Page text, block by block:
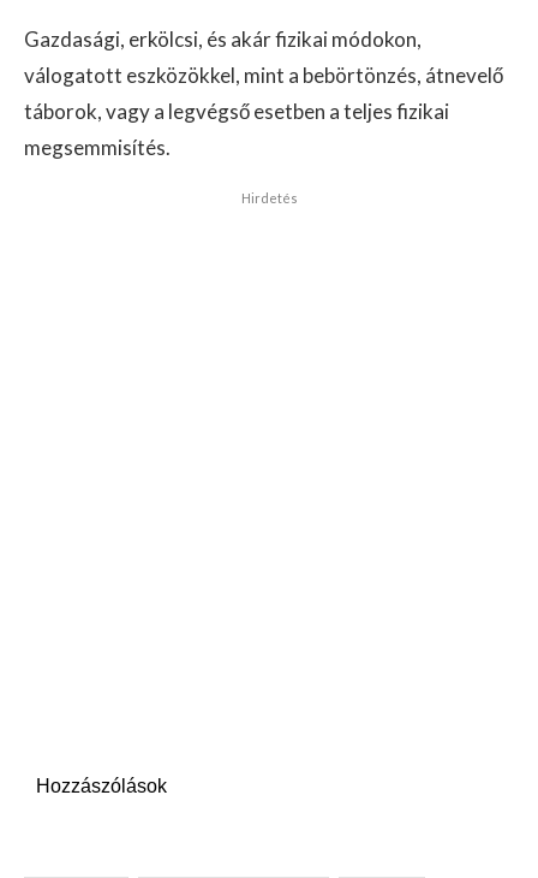
Gazdasági, erkölcsi, és akár fizikai módokon,
válogatott eszközökkel, mint a bebörtönzés, átnevelő
táborok, vagy a legvégső esetben a teljes fizikai
megsemmisítés.
Hirdetés
Hozzászólások